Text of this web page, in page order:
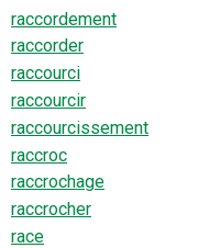
raccordement
raccorder
raccourci
raccourcir
raccourcissement
raccroc
raccrochage
raccrocher
race